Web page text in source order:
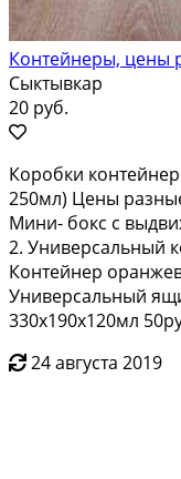
Контейнеры, цены
Сыктывкар
20 руб.
Коробки
250мл) Цены
Мини- бокс с
2. Универсальный
Контейнер
Универсальный
330х190х120мл
24 августа 2019